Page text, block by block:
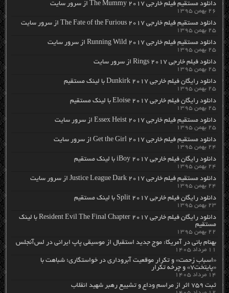
دانلود مستقیم فیلم خارجی The Mummy 2017 از سرور سایت
۲۶ بهمن ۱۳۹۵
دانلود مستقیم فیلم خارجی The Fate of the Furious 2017 از سرور سایت
۲۵ بهمن ۱۳۹۵
دانلود مستقیم فیلم خارجی Running Wild 2017 از سرور سایت
۲۵ بهمن ۱۳۹۵
دانلود فیلم خارجی Rings 2017 از سرور سایت
۲۵ بهمن ۱۳۹۵
دانلود رایگان فیلم خارجی Dunkirk 2017 با لینک مستقیم
۲۵ بهمن ۱۳۹۵
دانلود رایگان فیلم خارجی Eloise 2017 با لینک مستقیم
۲۵ بهمن ۱۳۹۵
دانلود مستقیم فیلم خارجی Essex Heist 2017 از سرور سایت
۲۵ بهمن ۱۳۹۵
دانلود مستقیم فیلم خارجی Get the Girl 2017 از سرور سایت
۲۴ بهمن ۱۳۹۵
دانلود رایگان فیلم خارجی iBoy 2017 با لینک مستقیم
۲۴ بهمن ۱۳۹۵
دانلود مستقیم فیلم خارجی Justice League Dark 2017 از سرور سایت
۲۴ بهمن ۱۳۹۵
دانلود رایگان فیلم خارجی Split 2017 با لینک مستقیم
۲۳ بهمن ۱۳۹۵
دانلود رایگان فیلم خارجی Resident Evil The Final Chapter 2017 با لینک
مستقیم
۲۲ بهمن ۱۳۹۵
بهنام بانی در آمریکا: موج جدید استقبال از موسیقی پاپ ایرانی در لس‌آنجلس
۱۱ مرداد ۱۴۰۵
«اسباب زحمت» و تکرار موقعیت آبروداری در خواستگاری؛ شباهت با
«پایتخت۷» و چرخه تکرار
۱۴ مرداد ۱۴۰۵
ثبت ۷۵۹ اثر از مراسم وداع و تشییع رهبر شهید انقلاب